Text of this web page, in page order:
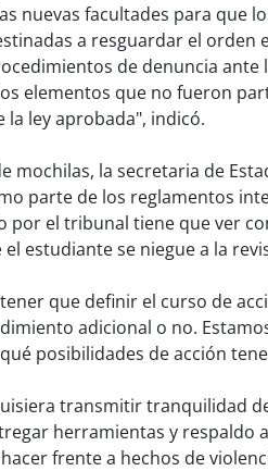
nuevas facultades para que
a resguardar el orden
de denuncia ante
elementos que no fueron
ley aprobada", indicó.
mochilas, la secretaria de
parte de los reglamentos
por el tribunal tiene que ver
estudiante se niegue a la
que definir el curso de
adicional o no.
posibilidades de acción
transmitir tranquilidad
herramientas y respaldo
frente a hechos de